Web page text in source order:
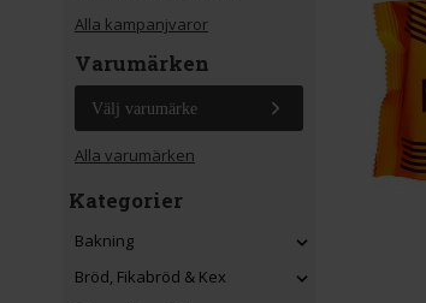
Alla kampanjvaror
Varumärken
Välj varumärke
Alla varumärken
Kategorier
Bakning
Bröd, Fikabröd & Kex